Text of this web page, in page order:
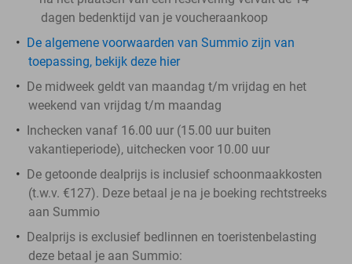
dagen bedenktijd van je voucheraankoop
De algemene voorwaarden van Summio zijn van
toepassing, bekijk deze hier
De midweek geldt van maandag t/m vrijdag en het
weekend van vrijdag t/m maandag
Inchecken vanaf 16.00 uur (15.00 uur buiten
vakantieperiode), uitchecken voor 10.00 uur
De getoonde dealprijs is inclusief schoonmaakkosten
(t.w.v. €127). Deze betaal je na je boeking rechtstreeks
aan Summio
Dealprijs is exclusief bedlinnen en toeristenbelasting
deze betaal je aan Summio: